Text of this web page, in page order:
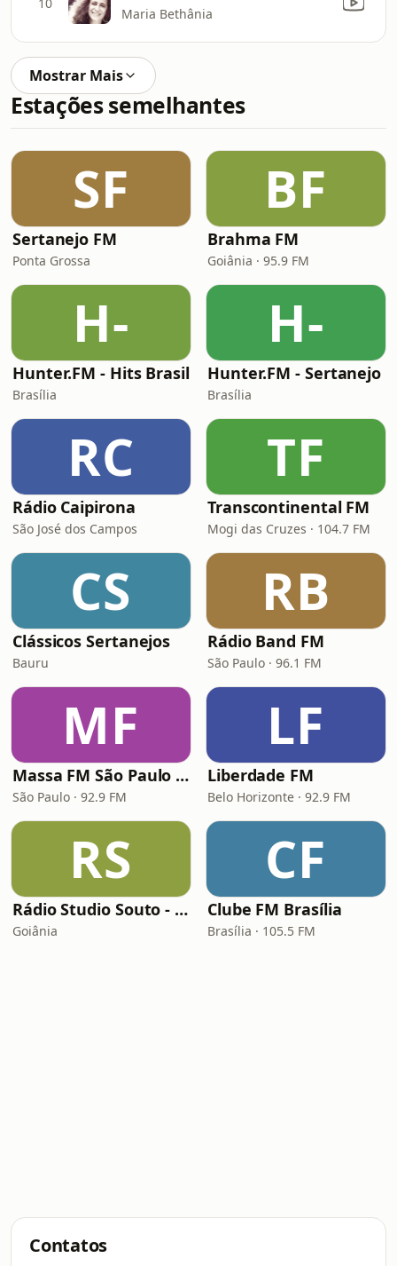
Maria Bethânia
Mostrar Mais
Estações semelhantes
SF
Sertanejo FM
Ponta Grossa
BF
Brahma FM
Goiânia · 95.9 FM
H-
Hunter.FM - Hits Brasil
Brasília
H-
Hunter.FM - Sertanejo
Brasília
RC
Rádio Caipirona
São José dos Campos
TF
Transcontinental FM
Mogi das Cruzes · 104.7 FM
CS
Clássicos Sertanejos
Bauru
RB
Rádio Band FM
São Paulo · 96.1 FM
MF
Massa FM São Paulo 92.9
São Paulo · 92.9 FM
LF
Liberdade FM
Belo Horizonte · 92.9 FM
RS
Rádio Studio Souto - Sertaneja
Goiânia
CF
Clube FM Brasília
Brasília · 105.5 FM
Contatos